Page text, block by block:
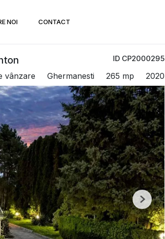
NOI CONTACT
ID CP2000295
vânzare Ghermanesti 265 mp 2020
Next